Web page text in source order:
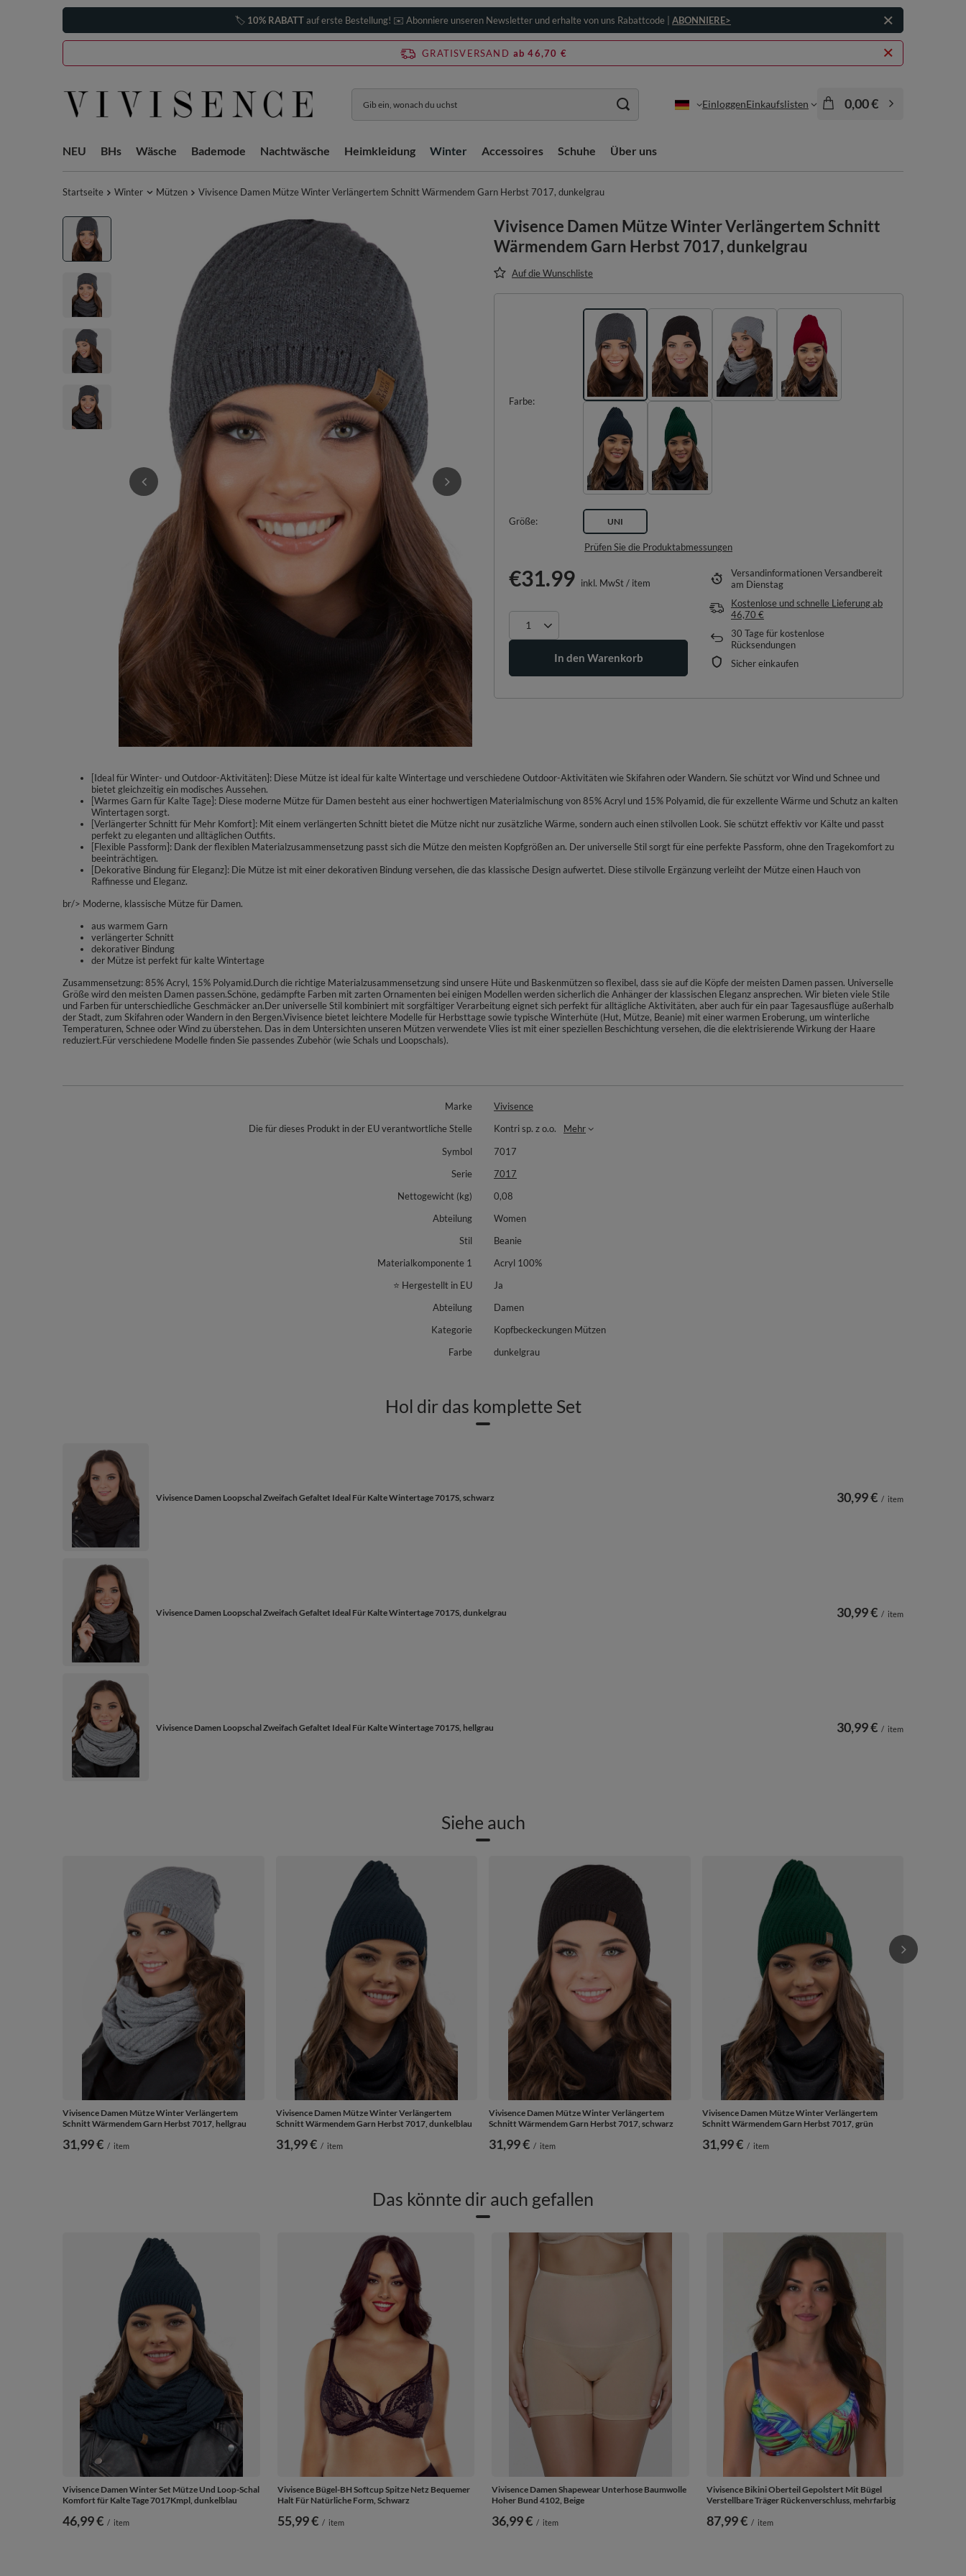
🏷️ 10% RABATTauf erste Bestellung! ✉️ Abonniere unseren Newsletter und erhalte von uns Rabattcode | ABONNIERE>
GRATISVERSAND ab 46,70 €
EinloggenEinkaufslisten 0,00 €
NEU BHs Wäsche Bademode Nachtwäsche Heimkleidung Winter Accessoires Schuhe Über uns
Startseite Winter Mützen Vivisence Damen Mütze Winter Verlängertem Schnitt Wärmendem Garn Herbst 7017, dunkelgrau
Vivisence Damen Mütze Winter Verlängertem Schnitt
Wärmendem Garn Herbst 7017, dunkelgrau
Auf die Wunschliste
Farbe
Größe UNI
Prüfen Sie die Produktabmessungen
€31.99 inkl. MwSt/ item
In den Warenkorb
VersandinformationenVersandbereit
am Dienstag
Kostenlose und schnelle Lieferungab
46,70 €
30 Tage für kostenlose
Rücksendungen
Sicher einkaufen
[Ideal für Winter- und Outdoor-Aktivitäten]: Diese Mütze ist ideal für kalte Wintertage und verschiedene Outdoor-Aktivitäten wie Skifahren oder Wandern. Sie schützt vor Wind und Schnee und
bietet gleichzeitig ein modisches Aussehen.
[Warmes Garn für Kalte Tage]: Diese moderne Mütze für Damen besteht aus einer hochwertigen Materialmischung von 85% Acryl und 15% Polyamid, die für exzellente Wärme und Schutz an kalten
Wintertagen sorgt.
[Verlängerter Schnitt für Mehr Komfort]: Mit einem verlängerten Schnitt bietet die Mütze nicht nur zusätzliche Wärme, sondern auch einen stilvollen Look. Sie schützt effektiv vor Kälte und passt
perfekt zu eleganten und alltäglichen Outfits.
[Flexible Passform]: Dank der flexiblen Materialzusammensetzung passt sich die Mütze den meisten Kopfgrößen an. Der universelle Stil sorgt für eine perfekte Passform, ohne den Tragekomfort zu
beeinträchtigen.
[Dekorative Bindung für Eleganz]: Die Mütze ist mit einer dekorativen Bindung versehen, die das klassische Design aufwertet. Diese stilvolle Ergänzung verleiht der Mütze einen Hauch von
Raffinesse und Eleganz.
br/> Moderne, klassische Mütze für Damen.
aus warmem Garn
verlängerter Schnitt
dekorativer Bindung
der Mütze ist perfekt für kalte Wintertage
Zusammensetzung: 85% Acryl, 15% Polyamid.Durch die richtige Materialzusammensetzung sind unsere Hüte und Baskenmützen so flexibel, dass sie auf die Köpfe der meisten Damen passen. Universelle
Größe wird den meisten Damen passen.Schöne, gedämpfte Farben mit zarten Ornamenten bei einigen Modellen werden sicherlich die Anhänger der klassischen Eleganz ansprechen. Wir bieten viele Stile
und Farben für unterschiedliche Geschmäcker an.Der universelle Stil kombiniert mit sorgfältiger Verarbeitung eignet sich perfekt für alltägliche Aktivitäten, aber auch für ein paar Tagesausflüge außerhalb
der Stadt, zum Skifahren oder Wandern in den Bergen.Vivisence bietet leichtere Modelle für Herbsttage sowie typische Winterhüte (Hut, Mütze, Beanie) mit einer warmen Eroberung, um winterliche
Temperaturen, Schnee oder Wind zu überstehen. Das in dem Untersichten unseren Mützen verwendete Vlies ist mit einer speziellen Beschichtung versehen, die die elektrisierende Wirkung der Haare
reduziert.Für verschiedene Modelle finden Sie passendes Zubehör (wie Schals und Loopschals).
Marke
Vivisence
Die für dieses Produkt in der EU verantwortliche Stelle
Kontri sp. z o.o.
Mehr
Symbol
7017
Serie
7017
Nettogewicht (kg)
0,08
Abteilung
Women
Stil
Beanie
Materialkomponente 1
Acryl 100%
⭐ Hergestellt in EU
Ja
Abteilung
Damen
Kategorie
Kopfbeckeckungen Mützen
Farbe
dunkelgrau
Hol dir das komplette Set
Vivisence Damen Loopschal Zweifach Gefaltet Ideal Für Kalte Wintertage 7017S, schwarz 30,99 € / item
Vivisence Damen Loopschal Zweifach Gefaltet Ideal Für Kalte Wintertage 7017S, dunkelgrau 30,99 € / item
Vivisence Damen Loopschal Zweifach Gefaltet Ideal Für Kalte Wintertage 7017S, hellgrau 30,99 € / item
Siehe auch
Vivisence Damen Mütze Winter Verlängertem
Schnitt Wärmendem Garn Herbst 7017, hellgrau
31,99 € / item
Vivisence Damen Mütze Winter Verlängertem
Schnitt Wärmendem Garn Herbst 7017, dunkelblau
31,99 € / item
Vivisence Damen Mütze Winter Verlängertem
Schnitt Wärmendem Garn Herbst 7017, schwarz
31,99 € / item
Vivisence Damen Mütze Winter Verlängertem
Schnitt Wärmendem Garn Herbst 7017, grün
31,99 € / item
Das könnte dir auch gefallen
Vivisence Damen Winter Set Mütze Und Loop-Schal
Komfort für Kalte Tage 7017Kmpl, dunkelblau
46,99 € / item
Vivisence Bügel-BH Softcup Spitze Netz Bequemer
Halt Für Natürliche Form, Schwarz
55,99 € / item
Vivisence Damen Shapewear Unterhose Baumwolle
Hoher Bund 4102, Beige
36,99 € / item
Vivisence Bikini Oberteil Gepolstert Mit Bügel
Verstellbare Träger Rückenverschluss, mehrfarbig
87,99 € / item